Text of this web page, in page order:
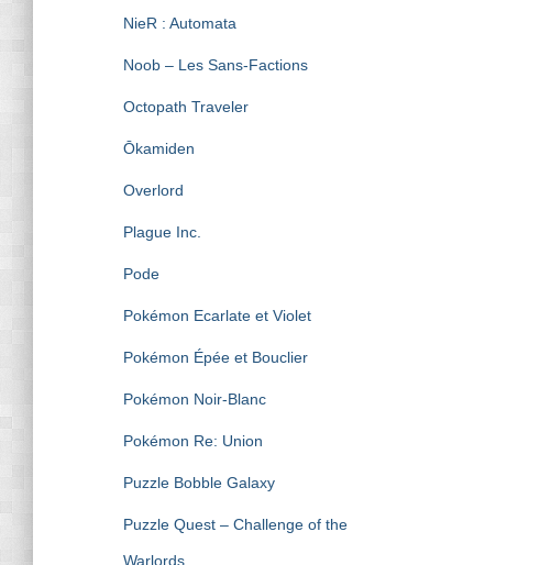
NieR : Automata
Noob – Les Sans-Factions
Octopath Traveler
Ōkamiden
Overlord
Plague Inc.
Pode
Pokémon Ecarlate et Violet
Pokémon Épée et Bouclier
Pokémon Noir-Blanc
Pokémon Re: Union
Puzzle Bobble Galaxy
Puzzle Quest – Challenge of the
Warlords